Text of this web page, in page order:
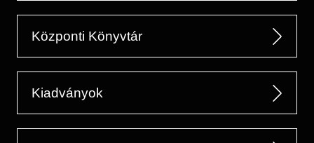
Központi Könyvtár
Kiadványok